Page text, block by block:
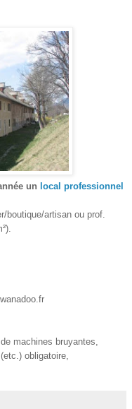
un local professionnel
boutique/artisan ou prof.
machines bruyantes
(etc.) obligatoire,